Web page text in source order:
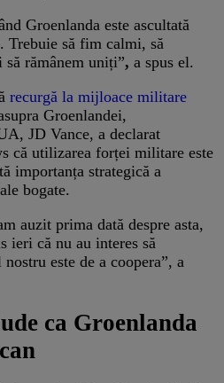
Groenlanda este ascultată
Trebuie să fim calmi, să
rămânem uniți”, a spus el.
recurgă la mijloace militare
Groenlandei,
JD Vance, a declarat
că utilizarea forței militare este
importanța strategică a
bogate.
auzit prima dată despre asta,
ieri că nu au interes să
este de a coopera”, a
ca Groenlanda